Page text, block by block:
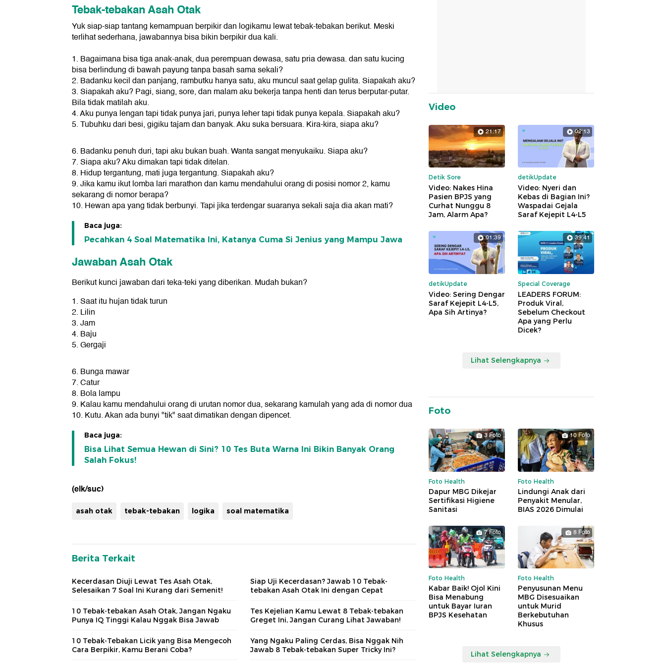
Tebak-tebakan Asah Otak
Yuk siap-siap tantang kemampuan berpikir dan logikamu lewat tebak-tebakan berikut. Meski
terlihat sederhana, jawabannya bisa bikin berpikir dua kali.
1. Bagaimana bisa tiga anak-anak, dua perempuan dewasa, satu pria dewasa. dan satu kucing
bisa berlindung di bawah payung tanpa basah sama sekali?
2. Badanku kecil dan panjang, rambutku hanya satu, aku muncul saat gelap gulita. Siapakah aku?
3. Siapakah aku? Pagi, siang, sore, dan malam aku bekerja tanpa henti dan terus berputar-putar.
Bila tidak matilah aku.
4. Aku punya lengan tapi tidak punya jari, punya leher tapi tidak punya kepala. Siapakah aku?
5. Tubuhku dari besi, gigiku tajam dan banyak. Aku suka bersuara. Kira-kira, siapa aku?
6. Badanku penuh duri, tapi aku bukan buah. Wanta sangat menyukaiku. Siapa aku?
7. Siapa aku? Aku dimakan tapi tidak ditelan.
8. Hidup tergantung, mati juga tergantung. Siapakah aku?
9. Jika kamu ikut lomba lari marathon dan kamu mendahului orang di posisi nomor 2, kamu
sekarang di nomor berapa?
10. Hewan apa yang tidak berbunyi. Tapi jika terdengar suaranya sekali saja dia akan mati?
Baca juga:
Pecahkan 4 Soal Matematika Ini, Katanya Cuma Si Jenius yang Mampu Jawa
Jawaban Asah Otak
Berikut kunci jawaban dari teka-teki yang diberikan. Mudah bukan?
1. Saat itu hujan tidak turun
2. Lilin
3. Jam
4. Baju
5. Gergaji
6. Bunga mawar
7. Catur
8. Bola lampu
9. Kalau kamu mendahului orang di urutan nomor dua, sekarang kamulah yang ada di nomor dua
10. Kutu. Akan ada bunyi "tik" saat dimatikan dengan dipencet.
Baca juga:
Bisa Lihat Semua Hewan di Sini? 10 Tes Buta Warna Ini Bikin Banyak Orang
Salah Fokus!
(elk/suc)
asah otak tebak-tebakan logika soal matematika
Berita Terkait
Kecerdasan Diuji Lewat Tes Asah Otak,
Selesaikan 7 Soal Ini Kurang dari Semenit!
Siap Uji Kecerdasan? Jawab 10 Tebak-
tebakan Asah Otak Ini dengan Cepat
10 Tebak-tebakan Asah Otak, Jangan Ngaku
Punya IQ Tinggi Kalau Nggak Bisa Jawab
Tes Kejelian Kamu Lewat 8 Tebak-tebakan
Greget Ini, Jangan Curang Lihat Jawaban!
10 Tebak-Tebakan Licik yang Bisa Mengecoh
Cara Berpikir, Kamu Berani Coba?
Yang Ngaku Paling Cerdas, Bisa Nggak Nih
Jawab 8 Tebak-tebakan Super Tricky Ini?
Video
21:17
Detik Sore
Video: Nakes Hina
Pasien BPJS yang
Curhat Nunggu 8
Jam, Alarm Apa?
02:13
detikUpdate
Video: Nyeri dan
Kebas di Bagian Ini?
Waspadai Gejala
Saraf Kejepit L4-L5
01:39
detikUpdate
Video: Sering Dengar
Saraf Kejepit L4-L5,
Apa Sih Artinya?
39:41
Special Coverage
LEADERS FORUM:
Produk Viral,
Sebelum Checkout
Apa yang Perlu
Dicek?
Lihat Selengkapnya
Foto
3 Foto
Foto Health
Dapur MBG Dikejar
Sertifikasi Higiene
Sanitasi
10 Foto
Foto Health
Lindungi Anak dari
Penyakit Menular,
BIAS 2026 Dimulai
7 Foto
Foto Health
Kabar Baik! Ojol Kini
Bisa Menabung
untuk Bayar Iuran
BPJS Kesehatan
8 Foto
Foto Health
Penyusunan Menu
MBG Disesuaikan
untuk Murid
Berkebutuhan
Khusus
Lihat Selengkapnya